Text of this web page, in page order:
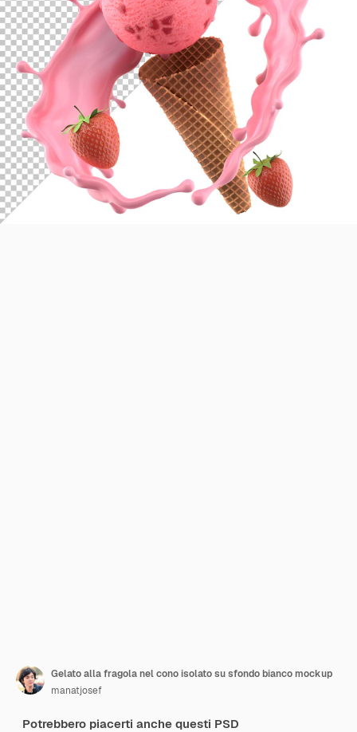
Gelato alla fragola nel cono isolato su sfondo bianco mockup
manatjosef
Potrebbero piacerti anche questi PSD